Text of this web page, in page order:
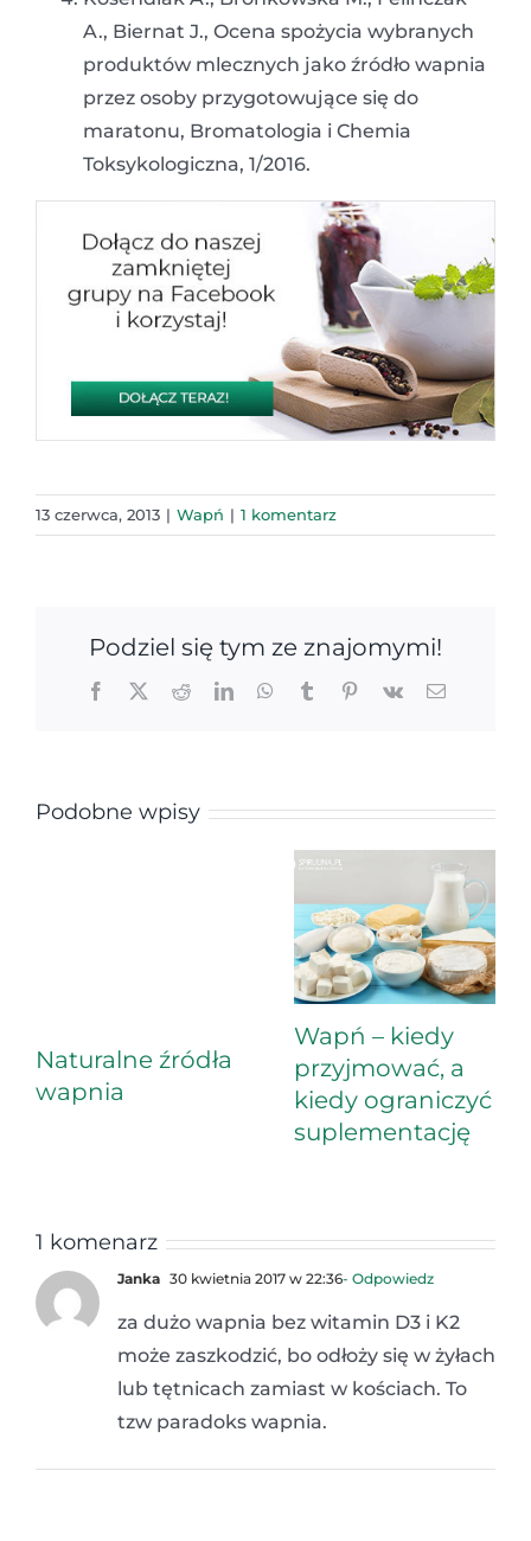
A., Biernat J., Ocena spożycia wybranych
produktów mlecznych jako źródło wapnia
przez osoby przygotowujące się do
maratonu, Bromatologia i Chemia
Toksykologiczna, 1/2016.
13 czerwca, 2013 | Wapń | 1 komentarz
Podziel się tym ze znajomymi!
Facebook
X RedditLinkedInWhatsApp
TumblrPinterest
Vk Email
Podobne wpisy
Naturalne źródła
wapnia
Wapń – kiedy
przyjmować, a
kiedy ograniczyć
suplementację
1 komenarz
Janka 30 kwietnia 2017 w 22:36- Odpowiedz
za dużo wapnia bez witamin D3 i K2
może zaszkodzić, bo odłoży się w żyłach
lub tętnicach zamiast w kościach. To
tzw paradoks wapnia.